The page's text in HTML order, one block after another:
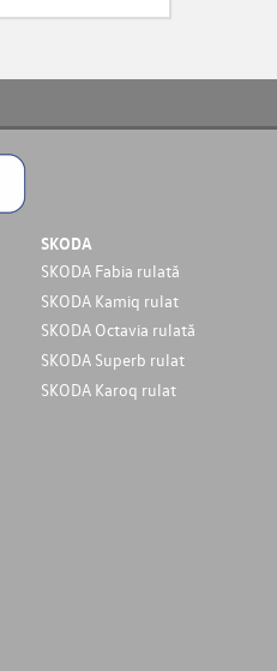
SKODA
SKODA Fabia rulată
SKODA Kamiq rulat
SKODA Octavia rulată
SKODA Superb rulat
SKODA Karoq rulat